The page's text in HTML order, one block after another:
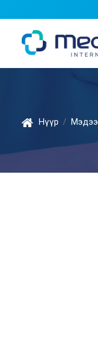
Нүүр Мэдээ